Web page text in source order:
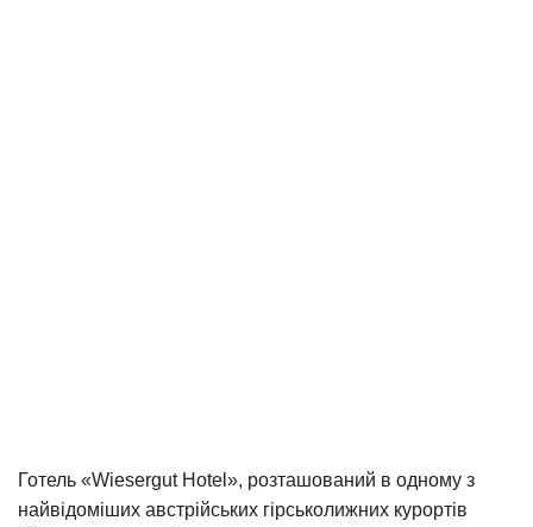
Готель «Wiesergut Hotel», розташований в одному з
найвідоміших австрійських гірськолижних курортів